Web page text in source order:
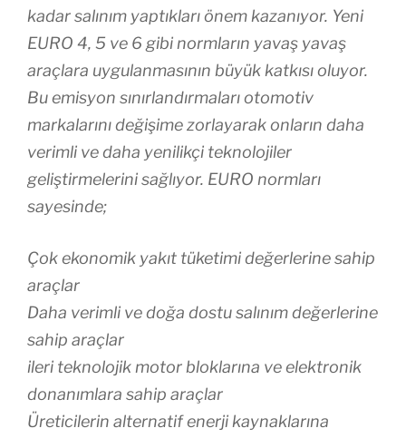
kadar salınım yaptıkları önem kazanıyor. Yeni
EURO 4, 5 ve 6 gibi normların yavaş yavaş
araçlara uygulanmasının büyük katkısı oluyor.
Bu emisyon sınırlandırmaları otomotiv
markalarını değişime zorlayarak onların daha
verimli ve daha yenilikçi teknolojiler
geliştirmelerini sağlıyor. EURO normları
sayesinde;
Çok ekonomik yakıt tüketimi değerlerine sahip
araçlar
Daha verimli ve doğa dostu salınım değerlerine
sahip araçlar
ileri teknolojik motor bloklarına ve elektronik
donanımlara sahip araçlar
Üreticilerin alternatif enerji kaynaklarına